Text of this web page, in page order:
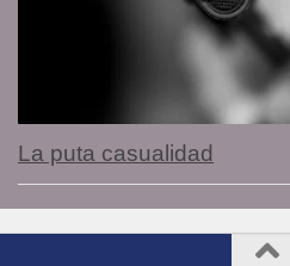
La puta casualidad